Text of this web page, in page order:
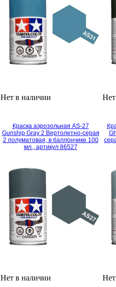
Нет в наличии
Краска аэрозольная AS-27
Gunship Gray 2 Вертолетно-серая
2 полуматовая, в баллончике 100
мл., артикул 86527
Нет в наличии